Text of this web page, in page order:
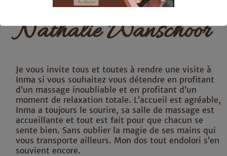
Nathalie Wanschoor
Je vous invite tous et toutes à rendre une visite à
Inma si vous souhaitez vous détendre en profitant
d’un massage inoubliable et en profitant d’un
moment de relaxation totale. L’accueil est agréable,
Inma a toujours le sourire, sa salle de massage est
accueillante et tout est fait pour que chacun se
sente bien. Sans oublier la magie de ses mains qui
vous transporte ailleurs. Mon dos tout endolori s’en
souvient encore.